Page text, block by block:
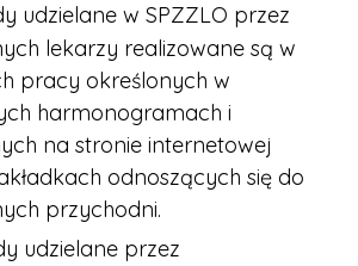
udzielane w SPZZLO przez
lekarzy realizowane są w
pracy określonych w
harmonogramach i
na stronie internetowej
odnoszących się do
przychodni.
udzielane przez